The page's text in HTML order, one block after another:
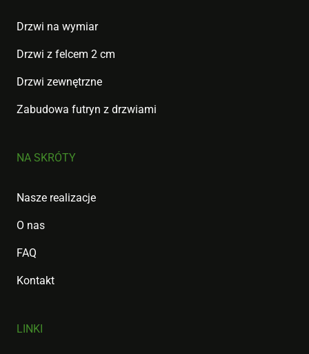
Drzwi na wymiar
Drzwi z felcem 2 cm
Drzwi zewnętrzne
Zabudowa futryn z drzwiami
NA SKRÓTY
Nasze realizacje
O nas
FAQ
Kontakt
LINKI